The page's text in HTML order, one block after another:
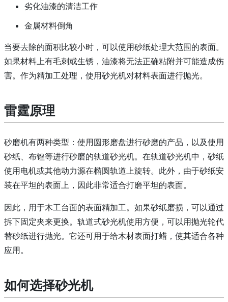
劣化油漆的清洁工作
金属材料倒角
当要去除的面积比较小时， 可以使用砂纸处理大范围的表面。
如果材料上有毛刺或生锈，油漆将无法正确粘附并可能造成伤
害。 作为精加工处理，使用砂光机对材料表面进行抛光。
雷霆原理
砂磨机有两种类型：使用圆形磨盘进行砂磨的产品，以及使用
砂纸、布锉等进行砂磨的轨道砂光机。 在轨道砂光机中，砂纸
使用电机或其他动力源在椭圆轨道上旋转。 此外，由于砂纸安
装在平坦的表面上，因此非常适合打磨平坦的表面。
因此，用于木工台面的表面精加工。 如果砂纸磨损，可以通过
拆下固定夹来更换。 轨道式砂光机使用方便，可以用抛光轮代
替砂纸进行抛光。 它还可用于给木材表面打蜡，使其适合各种
应用。
如何选择砂光机